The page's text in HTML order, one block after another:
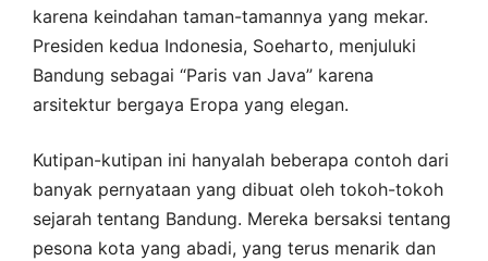
karena keindahan taman-tamannya yang mekar.
Presiden kedua Indonesia, Soeharto, menjuluki
Bandung sebagai “Paris van Java” karena
arsitektur bergaya Eropa yang elegan.
Kutipan-kutipan ini hanyalah beberapa contoh dari
banyak pernyataan yang dibuat oleh tokoh-tokoh
sejarah tentang Bandung. Mereka bersaksi tentang
pesona kota yang abadi, yang terus menarik dan